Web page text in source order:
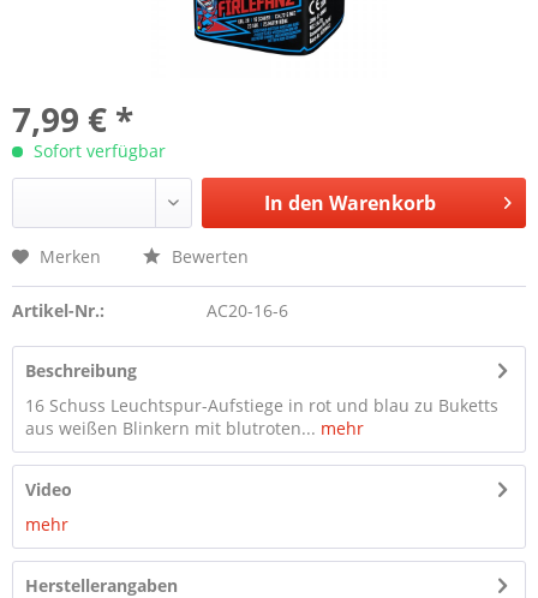
7,99 € *
Sofort verfügbar
In den Warenkorb
Merken Bewerten
Artikel-Nr.: AC20-16-6
Beschreibung
16 Schuss Leuchtspur-Aufstiege in rot und blau zu Buketts
aus weißen Blinkern mit blutroten... mehr
Video
mehr
Herstellerangaben